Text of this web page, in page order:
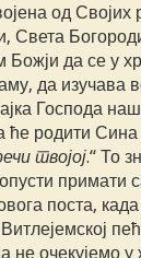
од
Света
Божји да се у
да изучава
Господа
родити Сина
твојој.“ То
примати
овога поста,
не очекујемо